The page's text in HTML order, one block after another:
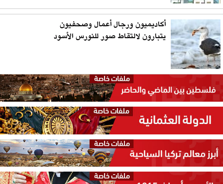
أكاديميون ورجال أعمال وصحفيون
يتبارون لالتقاط صور للنورس الأسود